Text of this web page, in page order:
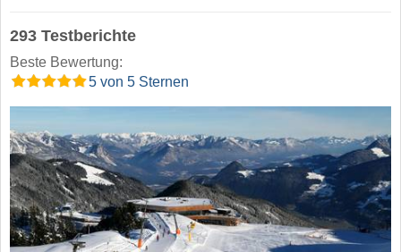
293 Testberichte
Beste Bewertung:
5 von 5 Sternen